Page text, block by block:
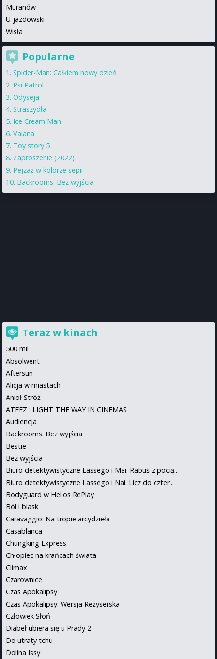
Muranów
U-jazdowski
Wisła
Popularne
Spider-Man: Całkiem nowy dzień
Psi Patrol
Odyseja
Straszydła
Ice Cream Man
Vaiana
Toy story 5
Zaproszenie (2022)
Pejzaż w kolorze sepii
Backrooms. Bez wyjścia
Teraz w kinach
500 mil
Absolwent
Aftersun
Alicja w miastach
Anioł Stróż
ATEEZ : LIGHT THE WAY IN CINEMAS
Audiencja
Backrooms. Bez wyjścia
Bestie
Bez wyjścia
Biuro detektywistyczne Lassego i Mai. Rabuś z pocią...
Biuro detektywistyczne Lassego i Nai. Licz do czter...
Bodyguard w Helios RePlay
Ból i blask
Caravaggio: Na tropie arcydzieła
Casablanca
Chungking Express
Chłopiec na krańcach świata
Climax
Czarownice
Czas Apokalipsy
Czas Apokalipsy: Wersja Reżyserska
Człowiek Słoń
Diabeł ubiera się u Prady 2
Do utraty tchu
Dolina Issy